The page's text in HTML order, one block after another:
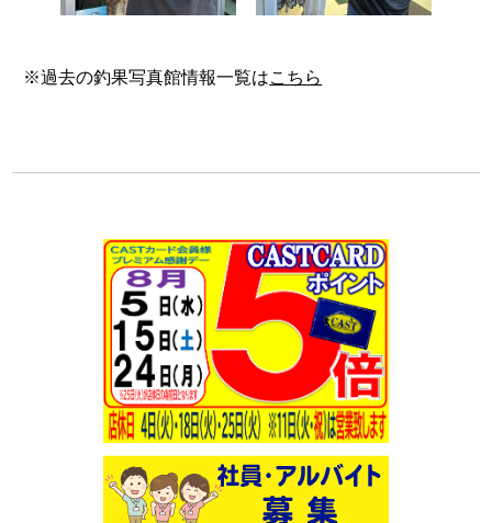
※過去の釣果写真館情報一覧はこちら